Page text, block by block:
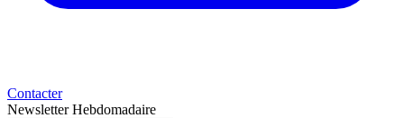
Contacter
Newsletter Hebdomadaire